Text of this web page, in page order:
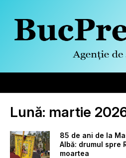
Lună: martie
85 de ani de la
Albă: drumul spre
moartea